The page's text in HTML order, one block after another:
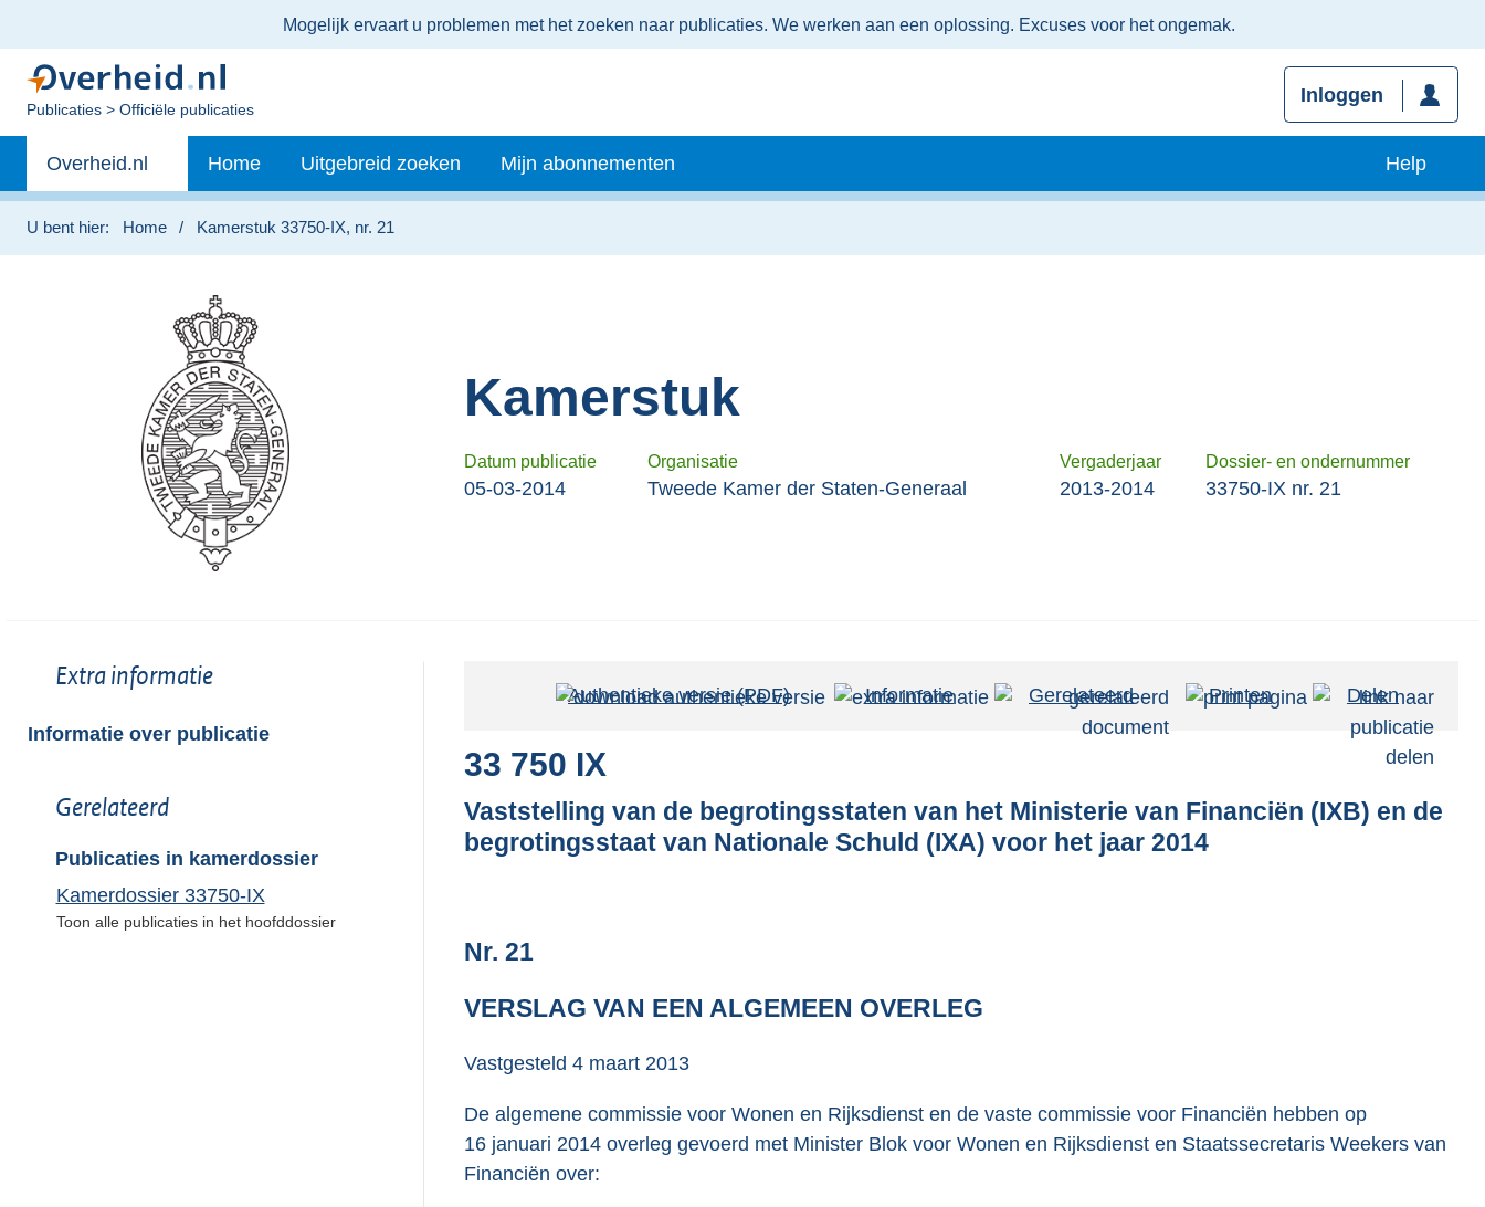
informatie:
Mogelijk ervaart u problemen met het zoeken naar publicaties. We werken aan een oplossing. Excuses voor het ongemak.
U
Publicaties Officiële publicaties
Inloggen
Primaire
navigatie
Andere
sites
binnen
Overheid.nl Home Uitgebreid zoeken Mijn abonnementen Help
U bent hier: Home Kamerstuk 33750-IX, nr. 21
Kamerstuk
Datum publicatie Organisatie Vergaderjaar Dossier- en ondernummer
05-03-2014 Tweede Kamer der Staten-Generaal 2013-2014 33750-IX nr. 21
Toon
van:
Extra informatie
Informatie over publicatie
Toon
van:
Gerelateerd
Publicaties in kamerdossier
Kamerdossier 33750-IX
Toon alle publicaties in het hoofddossier
Authentieke versie (PDF)b
a
n
o
e
:
Informatie Gerelateerd Printen Delen
33 750 IX
Vaststelling van de begrotingsstaten van het Ministerie van Financiën (IXB) en de
begrotingsstaat van Nationale Schuld (IXA) voor het jaar 2014
Nr. 21
VERSLAG VAN EEN ALGEMEEN OVERLEG
Vastgesteld 4 maart 2013
De algemene commissie voor Wonen en Rijksdienst en de vaste commissie voor Financiën hebben op
16 januari 2014 overleg gevoerd met Minister Blok voor Wonen en Rijksdienst en Staatssecretaris Weekers van
Financiën over: